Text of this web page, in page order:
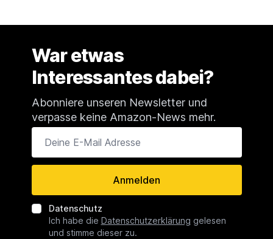
War etwas
Interessantes dabei?
Abonniere unseren Newsletter und
verpasse keine Amazon-News mehr.
Anmelden
Datenschutz
Ich habe die Datenschutzerklärung gelesen
und stimme dieser zu.